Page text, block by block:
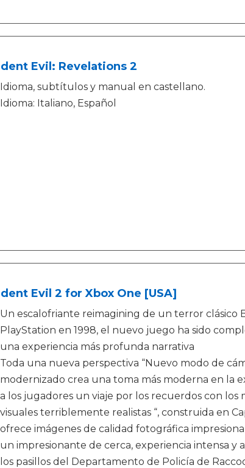
Evil: Revelations 2
Idioma, subtítulos y manual en castellano.
Idioma: Italiano, Español
Evil 2 for Xbox One [USA]
Un escalofriante reimagining de un terror clásico
PlayStation en 1998, el nuevo juego ha sido
una experiencia más profunda narrativa
Toda una nueva perspectiva “Nuevo modo de
modernizado crea una toma más moderna en la
a los jugadores un viaje por los recuerdos con los
visuales terriblemente realistas “, construida en
ofrece imágenes de calidad fotográfica
un impresionante de cerca, experiencia intensa
los pasillos del Departamento de Policía de